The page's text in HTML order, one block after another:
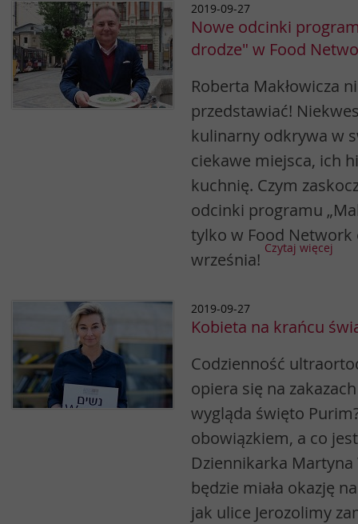
2019-09-27
Nowe odcinki
drodze" w Food
Roberta Makłowicza
przedstawiać!
kulinarny odkrywa w
ciekawe miejsca, ich
kuchnię. Czym
odcinki programu
tylko w Food Network
września!
Czytaj więcej
2019-09-27
Kobieta na krańcu
Codzienność
opiera się na
wygląda święto
obowiązkiem, a co
Dziennikarka
będzie miała okazję
jak ulice Jerozolimy